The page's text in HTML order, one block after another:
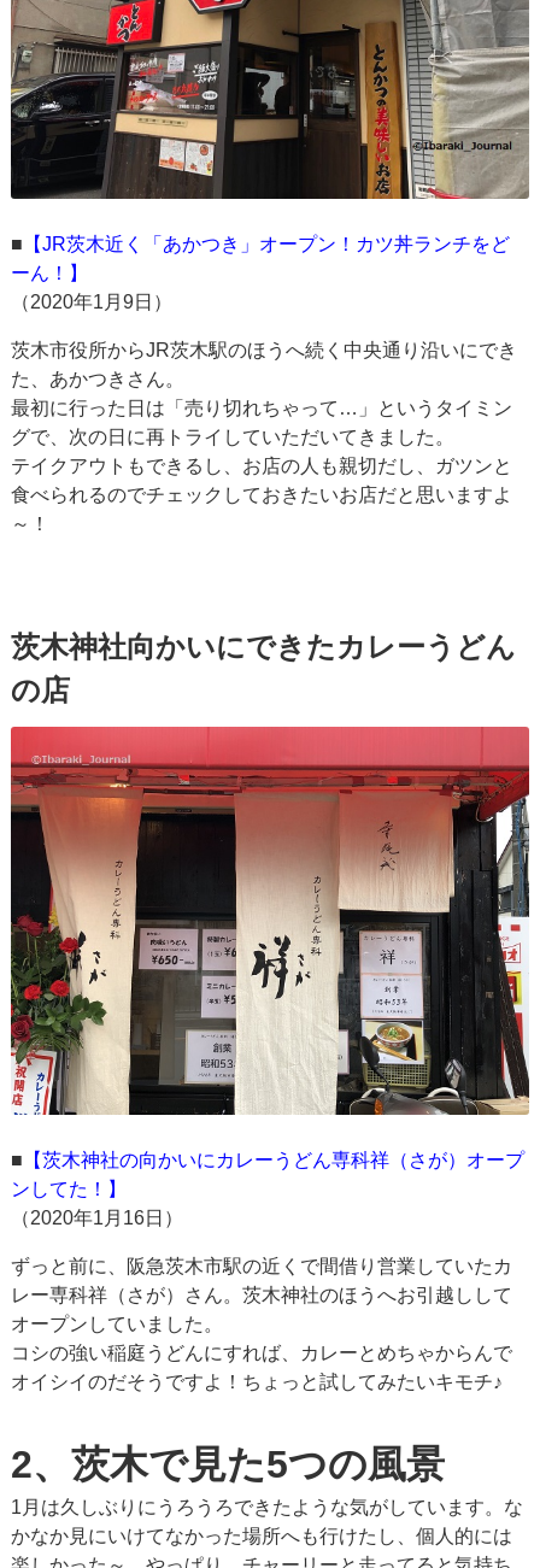
■ 【JR茨木近く「あかつき」オープン！カツ丼ランチをど
ーん！】
（2020年1月9日）
茨木市役所からJR茨木駅のほうへ続く中央通り沿いにでき
た、あかつきさん。
最初に行った日は「売り切れちゃって…」というタイミン
グで、次の日に再トライしていただいてきました。
テイクアウトもできるし、お店の人も親切だし、ガツンと
食べられるのでチェックしておきたいお店だと思いますよ
～！
茨木神社向かいにできたカレーうどん
の店
■ 【茨木神社の向かいにカレーうどん専科祥（さが）オープ
ンしてた！】
（2020年1月16日）
ずっと前に、阪急茨木市駅の近くで間借り営業していたカ
レー専科祥（さが）さん。茨木神社のほうへお引越しして
オープンしていました。
コシの強い稲庭うどんにすれば、カレーとめちゃからんで
オイシイのだそうですよ！ちょっと試してみたいキモチ♪
2、茨木で見た5つの風景
1月は久しぶりにうろうろできたような気がしています。な
かなか見にいけてなかった場所へも行けたし、個人的には